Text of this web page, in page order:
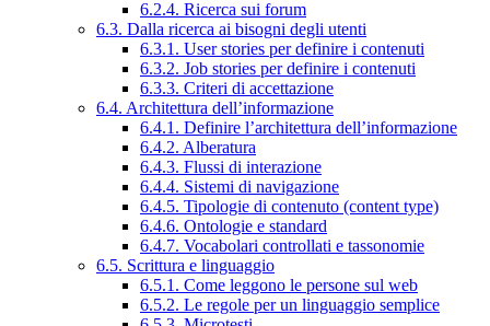
6.2.4. Ricerca sui forum
6.3. Dalla ricerca ai bisogni degli utenti
6.3.1. User stories per definire i contenuti
6.3.2. Job stories per definire i contenuti
6.3.3. Criteri di accettazione
6.4. Architettura dell’informazione
6.4.1. Definire l’architettura dell’informazione
6.4.2. Alberatura
6.4.3. Flussi di interazione
6.4.4. Sistemi di navigazione
6.4.5. Tipologie di contenuto (content type)
6.4.6. Ontologie e standard
6.4.7. Vocabolari controllati e tassonomie
6.5. Scrittura e linguaggio
6.5.1. Come leggono le persone sul web
6.5.2. Le regole per un linguaggio semplice